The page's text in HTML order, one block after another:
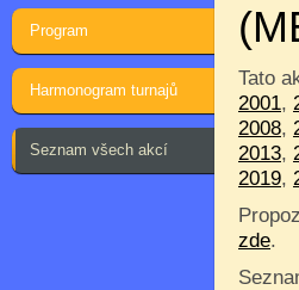
Program
Harmonogram turnajů
Seznam všech akcí
Tato
2001,
2008,
2013,
2019,
zde.